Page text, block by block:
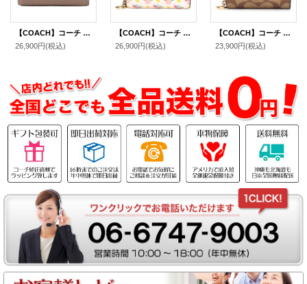
【COACH】コーチ 財布 ぺブルレザー ロゴ ミディアム コーナー ジップ ウォレット 二つ折り財布 ダークストーン（日本未発売）
26,900円(税込)
【COACH】コーチ 財布 二つ折り 花柄 レザー フローラル スナップ ミニ コンパクト ウォレット 財布 チャークマルチ（日本未発売）
26,900円(税込)
【COACH】コーチ コーティングキャンバス スムースレザー シグネチャー ロゴチャーム スナップ ウォレット 二つ折り 財布 カーキレッドウッド（日本未発売）
23,900円(税込)